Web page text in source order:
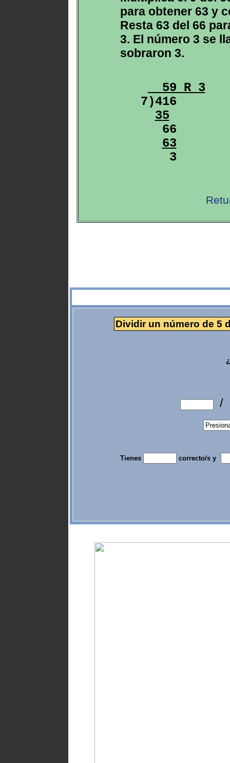
para obtener 63 y
Resta 63 del 66
3. El número 3 se
sobraron 3.
59 R 3
7)416
35
66
63
3
Dividir un número de 5
/
Tienes correcto/s y